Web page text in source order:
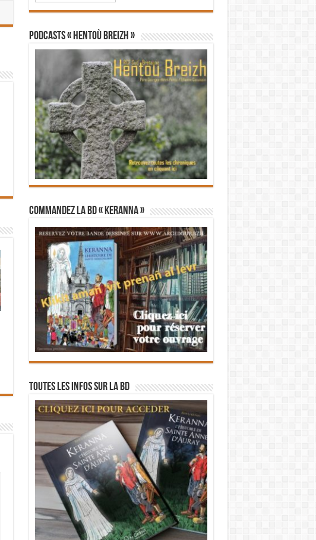
PODCASTS « Hentoù Breizh »
Commandez la BD « Keranna »
Toutes les infos sur la BD